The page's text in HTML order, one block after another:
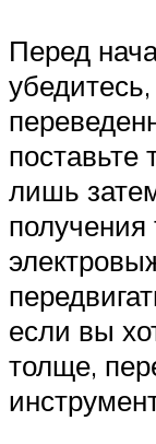
Перед
поставьте
лишь
получения
если вы
толще,